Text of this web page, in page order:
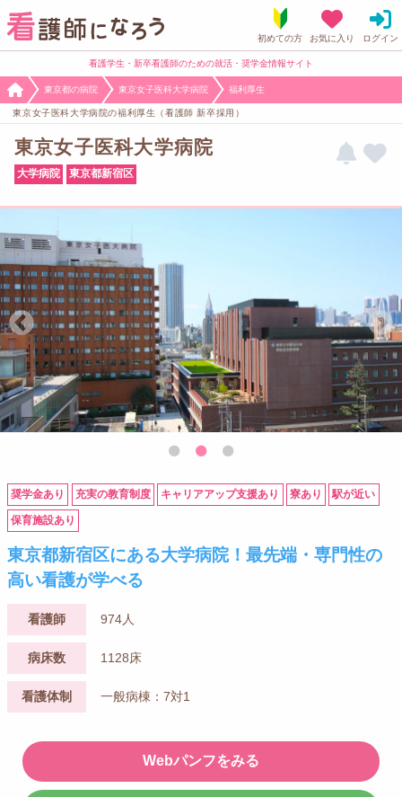
看護学生・新卒看護師のための就活・奨学金情報サイト
東京都の病院 東京女子医科大学病院 福利厚生
東京女子医科大学病院の福利厚生（看護師 新卒採用）
東京女子医科大学病院
大学病院 東京都新宿区
奨学金あり 充実の教育制度 キャリアアップ支援あり 寮あり 駅が近い
保育施設あり
東京都新宿区にある大学病院！最先端・専門性の
高い看護が学べる
看護師 974人
病床数 1128床
看護体制 一般病棟：7対1
Webパンフをみる